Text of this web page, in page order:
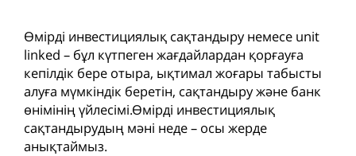
Өмірді инвестициялық сақтандыру немесе unit
linked – бұл күтпеген жағдайлардан қорғауға
кепілдік бере отыра, ықтимал жоғары табысты
алуға мүмкіндік беретін, сақтандыру және банк
өнімінің үйлесімі.Өмірді инвестициялық
сақтандырудың мәні неде – осы жерде
анықтаймыз.